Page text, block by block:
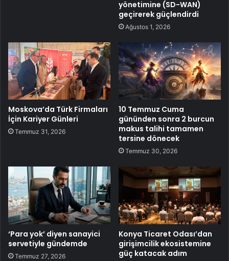
yönetimine (SD-WAN)
geçirerek güçlendirdi
Ağustos 1, 2026
Moskova’da Türk Firmaları
İçin Kariyer Günleri
Temmuz 31, 2026
10 Temmuz Cuma
gününden sonra 2 burcun
makus talihi tamamen
tersine dönecek
Temmuz 30, 2026
‘Para yok’ diyen sanayici
servetiyle gündemde
Temmuz 27, 2026
Konya Ticaret Odası’dan
girişimcilik ekosistemine
güç katacak adım